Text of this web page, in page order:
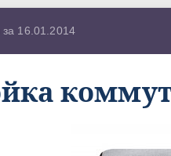
16.01.2014